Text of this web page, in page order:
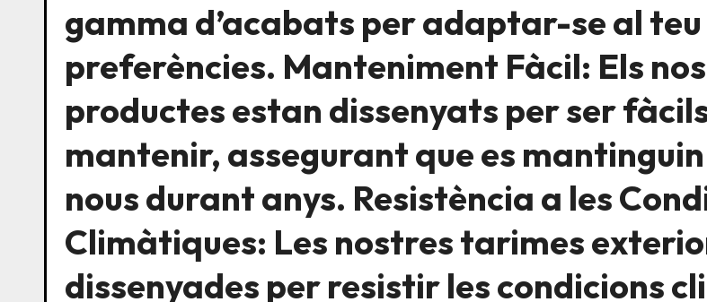
gamma d’acabats per adaptar-se al
preferències. Manteniment Fàcil: Els
productes estan dissenyats per ser
mantenir, assegurant que es
nous durant anys. Resistència a les
Climàtiques: Les nostres tarimes
dissenyades per resistir les condicions